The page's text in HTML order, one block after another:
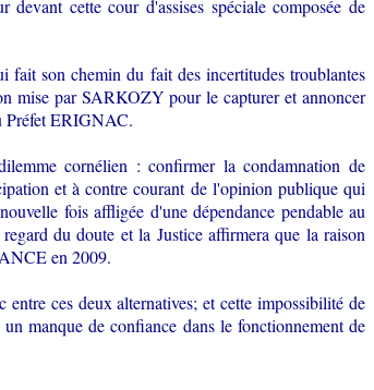
cette cour d'assises spéciale composée de
son chemin du fait des incertitudes troublantes
mise par SARKOZY pour le capturer et annoncer
Préfet ERIGNAC.
cornélien : confirmer la condamnation de
et à contre courant de l'opinion publique qui
fois affligée d'une dépendance pendable au
du doute et la Justice affirmera que la raison
en 2009.
ces deux alternatives; et cette impossibilité de
manque de confiance dans le fonctionnement de